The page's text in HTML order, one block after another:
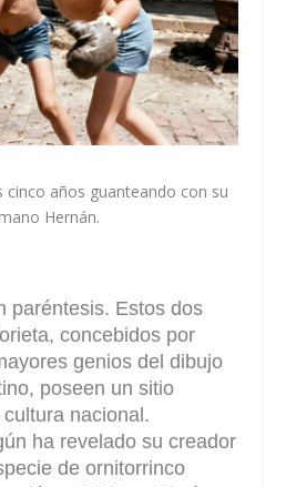
cinco años guanteando con su
Hernán.
paréntesis. Estos dos
concebidos por
genios del dibujo
poseen un sitio
nacional.
ha revelado su creador
de ornitorrinco